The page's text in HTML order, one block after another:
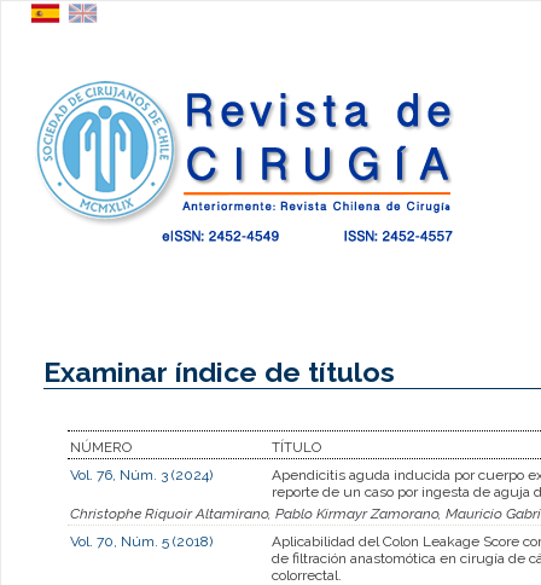
Examinar índice de títulos
NÚMERO
TÍTULO
Vol. 76, Núm. 3 (2024)
Apendicitis aguda inducida por cuerpo
reporte de un caso por ingesta de aguja
Christophe Riquoir Altamirano, Pablo Kirmayr Zamorano, Mauricio
Vol. 70, Núm. 5 (2018)
Aplicabilidad del Colon Leakage Score
de filtración anastomótica en cirugía de
colorrectal.